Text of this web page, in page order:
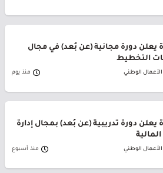
يعلن دورة مجانية (عن بُعد) في مجال
التخطيط
الوطني منذ يوم
يعلن دورة تدريبية (عن بُعد) بمجال إدارة
الوطني منذ أسبوع